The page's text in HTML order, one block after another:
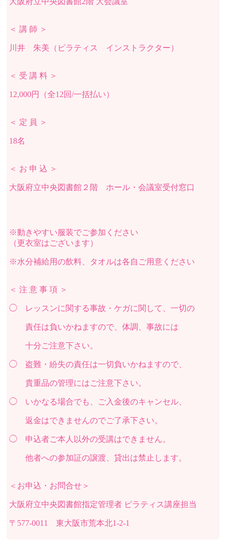
＜ 講 師 ＞
川井 朱美（ピラティス インストラクター）
＜ 受 講 料 ＞
12,000円（全12回/一括払い）
＜ 定 員 ＞
18名
＜ お 申 込 ＞
大阪府立中央図書館２階 ホール・会議室受付窓口
※動きやすい服装でご参加ください
（更衣室はございます）
※水分補給用の飲料、タオルは各自ご用意ください
＜ 注 意 事 項 ＞
◯ レッスンに関する事故・ケガに関して、一切の
責任は負いかねますので、体調、事故には
十分ご注意下さい。
◯ 盗難・紛失の責任は一切負いかねますので、
貴重品の管理にはご注意下さい。
◯ いかなる場合でも、ご入金後のキャンセル、
返金はできませんのでご了承下さい。
◯ 申込者ご本人以外の受講はできません。
他者への参加証の譲渡、貸出は禁止します。
＜お申込・お問合せ＞
大阪府立中央図書館指定管理者 ピラティス講座担当
〒577-0011 東大阪市荒本北1-2-1